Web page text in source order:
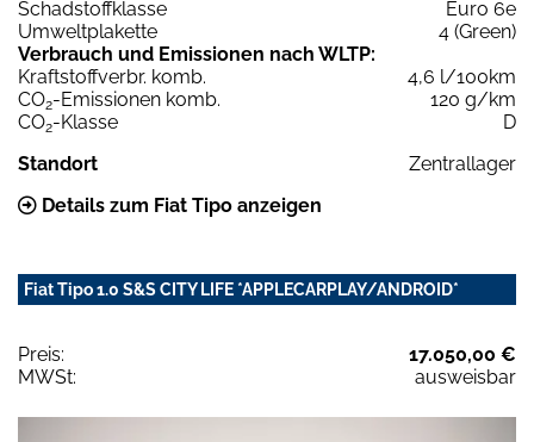
Schadstoffklasse
Euro 6e
Umweltplakette
4 (Green)
Verbrauch und Emissionen nach WLTP:
Kraftstoffverbr. komb.
4,6 l/100km
CO2-Emissionen komb.
120 g/km
CO2-Klasse
D
Standort
Zentrallager
Details zum Fiat Tipo anzeigen
Fiat Tipo 1.0 S&S CITY LIFE *APPLECARPLAY/ANDROID*
Preis:
17.050,00 €
MWSt:
ausweisbar